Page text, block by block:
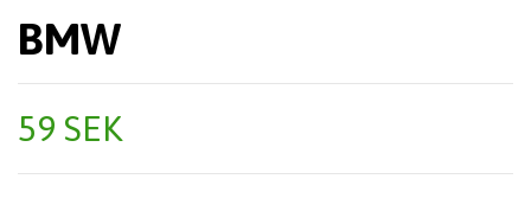
BMW
59 SEK